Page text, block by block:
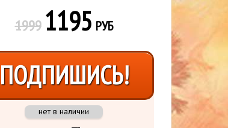
1999 1195 РУБ
ПОДПИШИСЬ!
нет в наличии